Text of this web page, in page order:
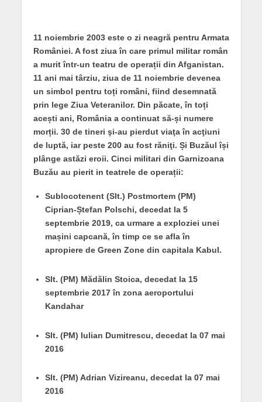
11 noiembrie 2003 este o zi neagră pentru Armata
României. A fost ziua în care primul militar român
a murit într-un teatru de operații din Afganistan.
11 ani mai târziu, ziua de 11 noiembrie devenea
un simbol pentru toți români, fiind desemnată
prin lege Ziua Veteranilor. Din păcate, în toți
acești ani, România a continuat să-și numere
morții. 30 de tineri şi-au pierdut viaţa în acţiuni
de luptă, iar peste 200 au fost răniţi. Și Buzăul își
plânge astăzi eroii. Cinci militari din Garnizoana
Buzău au pierit in teatrele de operații:
Sublocotenent (Slt.) Postmortem (PM)
Ciprian-Ștefan Polschi, decedat la 5
septembrie 2019, ca urmare a exploziei unei
mașini capcană, în timp ce se afla în
apropiere de Green Zone din capitala Kabul.
Slt. (PM) Mădălin Stoica, decedat la 15
septembrie 2017 în zona aeroportului
Kandahar
Slt. (PM) Iulian Dumitrescu, decedat la 07 mai
2016
Slt. (PM) Adrian Vizireanu, decedat la 07 mai
2016